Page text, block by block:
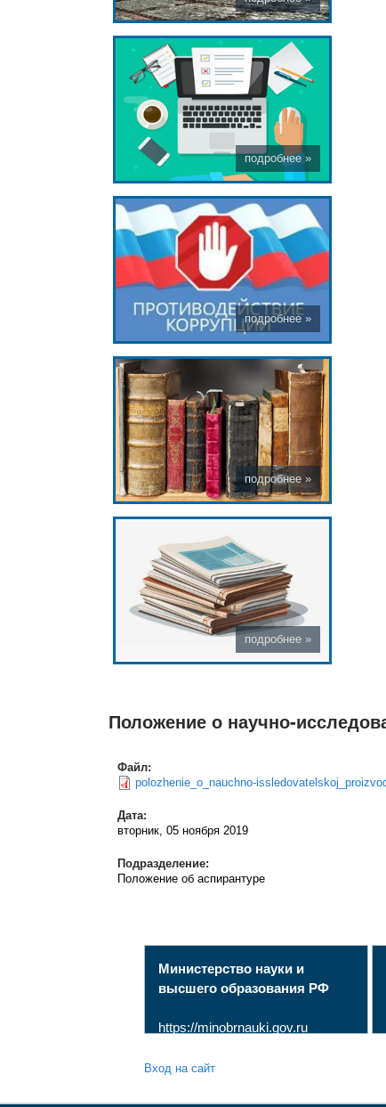
Положение о научно-
Файл:
polozhenie_o_nauchno-
Дата:
вторник, 05 ноября 2019
Подразделение:
Положение об аспирантуре
Министерство науки и
высшего образования РФ
https://minobrnauki.gov.ru
Вход на сайт